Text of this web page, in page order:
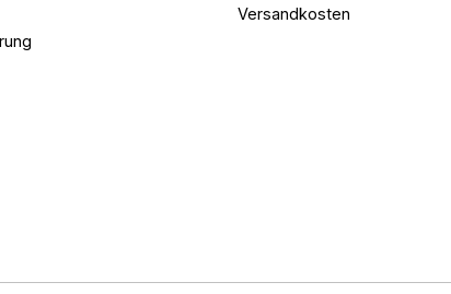
Versandkosten